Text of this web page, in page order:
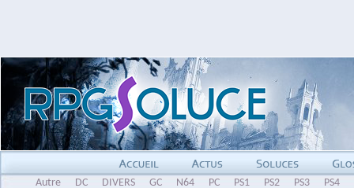
Autre DC DIVERS GC N64 PC PS1 PS2 PS3
PS4